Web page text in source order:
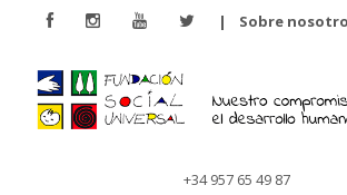
| Sobre
+34 957 65 49 87